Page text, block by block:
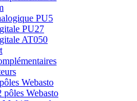
PU5
PU27
AT050
Webasto
pôles Webasto